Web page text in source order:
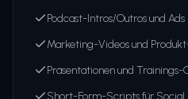
Podcast-Intros/Outros und Ads
Marketing-Videos und
Präsentationen und Trainings-
Short-Form-Scripts für Social